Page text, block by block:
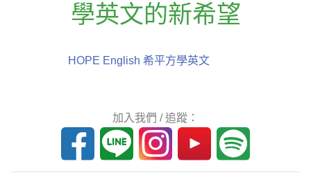
學英文的新希望
HOPE English 希平方學英文
加入我們 / 追蹤：